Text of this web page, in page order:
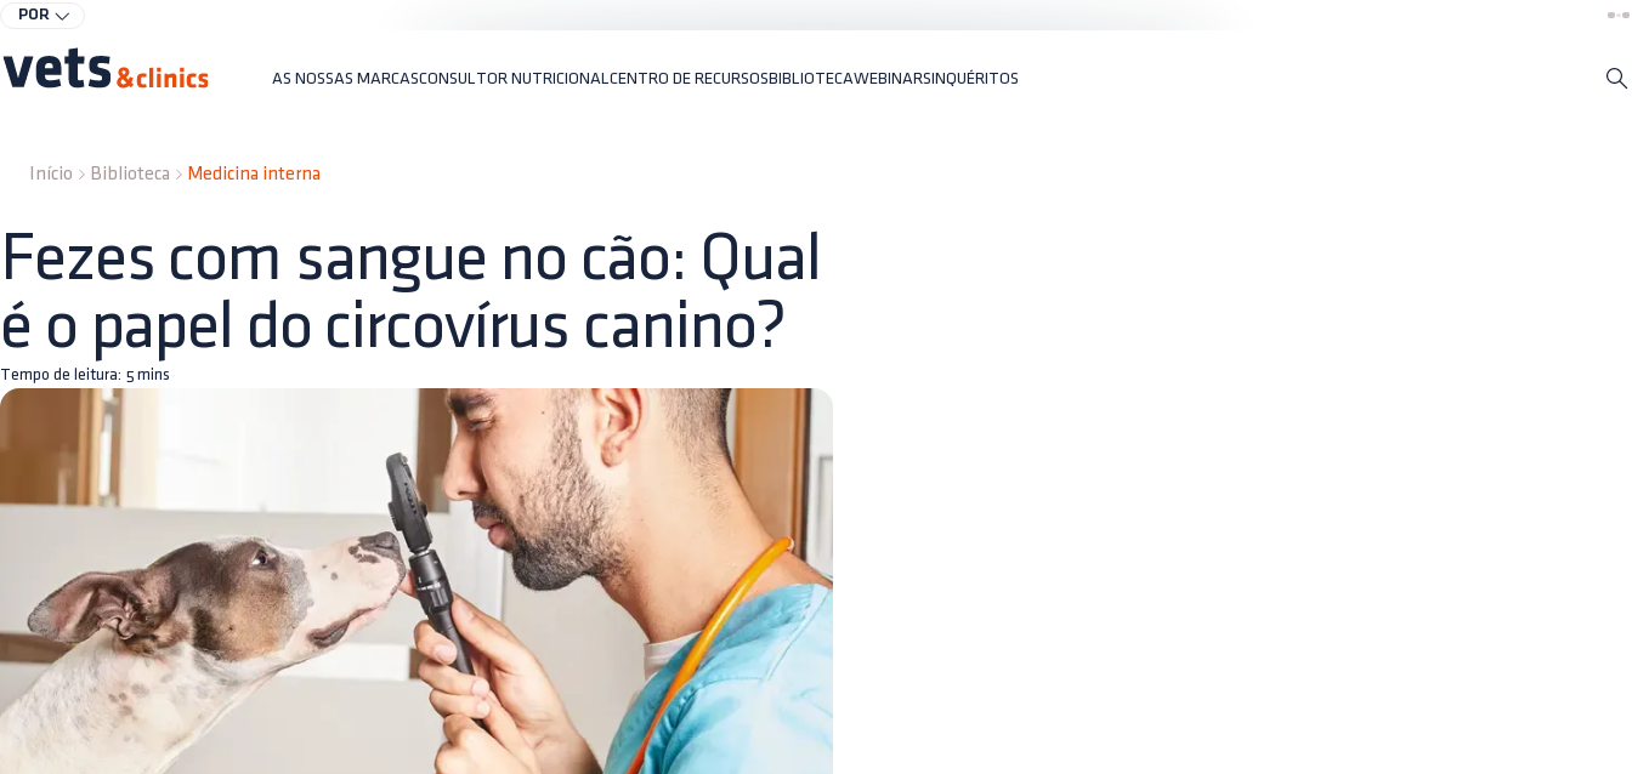
POR
AS NOSSAS MARCASCONSULTOR NUTRICIONAL CENTRO DE RECURSOSBIBLIOTECAWEBINARSINQUÉRITOS
Início Biblioteca Medicina interna
Fezes com sangue no cão: Qual
é o papel do circovírus canino?
Tempo de leitura: 5 mins